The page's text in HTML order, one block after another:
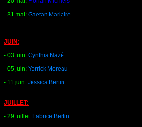
- 31 mai: Gaetan Marlaire
JUIN:
- 03 juin: Cynthia Nazé
- 05 juin: Yorrick Moreau
- 11 juin: Jessica Bertin
JUILLET:
- 29 juillet: Fabrice Bertin